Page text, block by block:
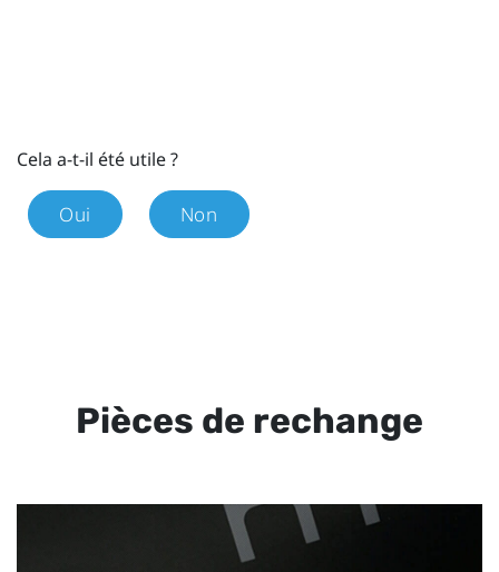
Cela a-t-il été utile ?
Oui Non
Pièces de rechange